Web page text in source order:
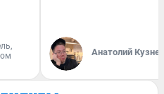
Анатолий